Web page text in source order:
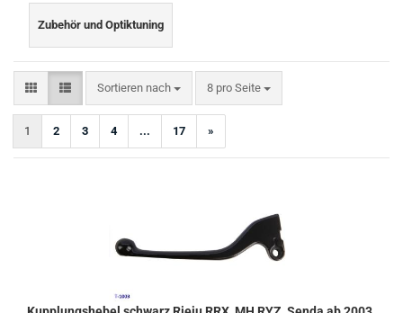
Zubehör und Optiktuning
Sortieren nach
Sortieren nach 8 pro Seite
pro Seite
1 2 3 4 ... 17 »